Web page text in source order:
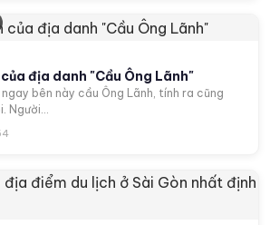
địa danh "Cầu Ông Lãnh"
bên này cầu Ông Lãnh, tính ra cũng
Người...